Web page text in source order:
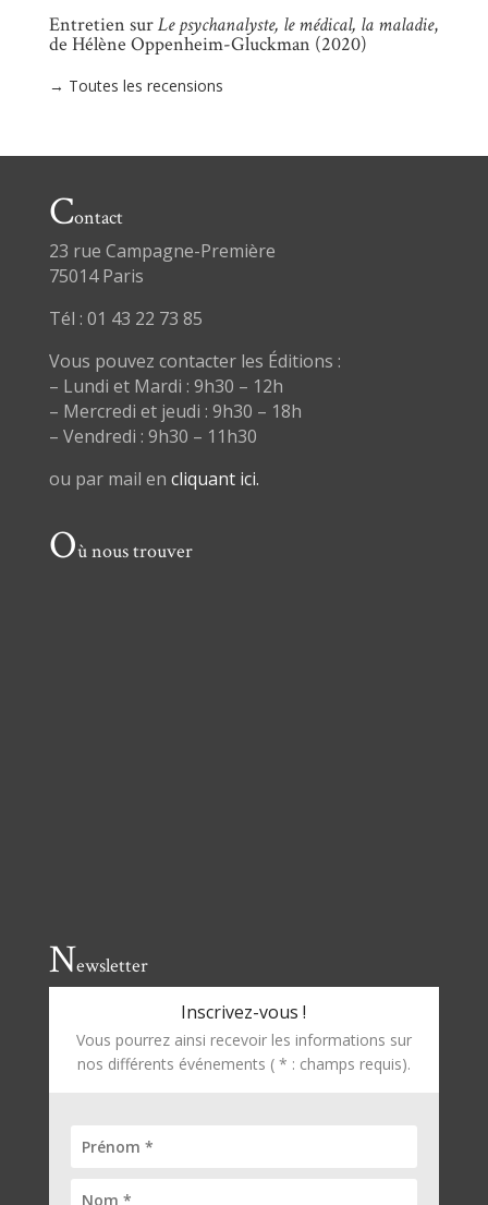
Entretien surLe psychanalyste, le médical, la maladie,
de Hélène Oppenheim-Gluckman (2020)
→ Toutes les recensions
Contact
23 rue Campagne-Première
75014 Paris
Tél : 01 43 22 73 85
Vous pouvez contacter les Éditions :
– Lundi et Mardi : 9h30 – 12h
– Mercredi et jeudi : 9h30 – 18h
– Vendredi : 9h30 – 11h30
ou par mail en cliquant ici.
Où nous trouver
Newsletter
Inscrivez-vous !
Vous pourrez ainsi recevoir les informations sur
nos différents événements ( * : champs requis).